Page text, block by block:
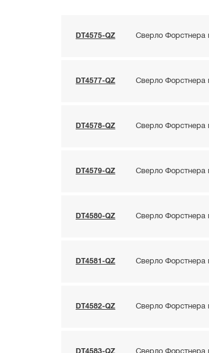
DT4575-QZ Сверло Форстнера
DT4577-QZ Сверло Форстнера
DT4578-QZ Сверло Форстнера
DT4579-QZ Сверло Форстнера
DT4580-QZ Сверло Форстнера
DT4581-QZ Сверло Форстнера
DT4582-QZ Сверло Форстнера
DT4583-QZ